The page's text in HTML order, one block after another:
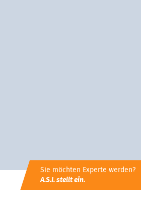
Sie möchten Experte werden?
A.S.I. stellt ein.